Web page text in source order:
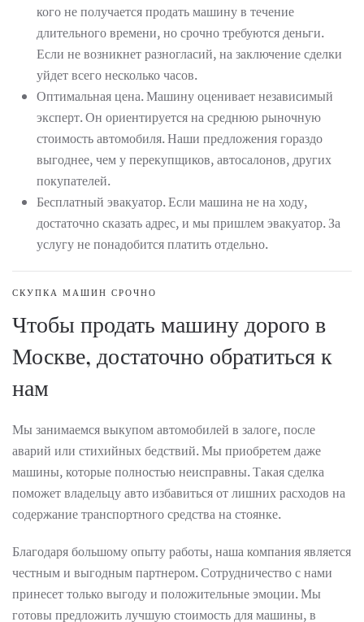
кого не получается продать машину в течение
длительного времени, но срочно требуются деньги.
Если не возникнет разногласий, на заключение сделки
уйдет всего несколько часов.
Оптимальная цена. Машину оценивает независимый
эксперт. Он ориентируется на среднюю рыночную
стоимость автомобиля. Наши предложения гораздо
выгоднее, чем у перекупщиков, автосалонов, других
покупателей.
Бесплатный эвакуатор. Если машина не на ходу,
достаточно сказать адрес, и мы пришлем эвакуатор. За
услугу не понадобится платить отдельно.
СКУПКА МАШИН СРОЧНО
Чтобы продать машину дорого в
Москве, достаточно обратиться к
нам
Мы занимаемся выкупом автомобилей в залоге, после
аварий или стихийных бедствий. Мы приобретем даже
машины, которые полностью неисправны. Такая сделка
поможет владельцу авто избавиться от лишних расходов на
содержание транспортного средства на стоянке.
Благодаря большому опыту работы, наша компания является
честным и выгодным партнером. Сотрудничество с нами
принесет только выгоду и положительные эмоции. Мы
готовы предложить лучшую стоимость для машины, в